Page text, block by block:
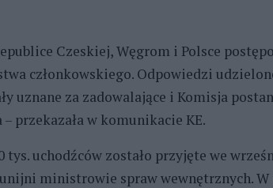
Czeskiej, Węgrom i Polsce
członkowskiego. Odpowiedzi
uznane za zadowalające i Komisja
przekazała w komunikacie KE.
uchodźców zostało przyjęte we
ministrowie spraw wewnętrznych.